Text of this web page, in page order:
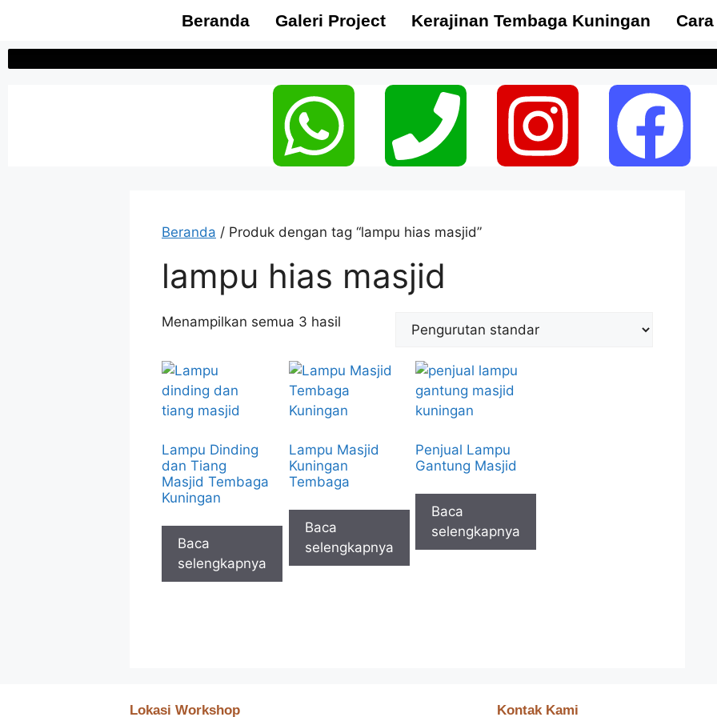
Beranda Galeri Project Kerajinan Tembaga Kuningan
Beranda / Produk dengan tag “lampu hias masjid”
lampu hias masjid
Menampilkan semua 3 hasil
Lampu Dinding
dan Tiang
Masjid Tembaga
Kuningan
Baca
selengkapnya
Lampu Masjid
Kuningan
Tembaga
Baca
selengkapnya
Penjual Lampu
Gantung Masjid
Baca
selengkapnya
Lokasi Workshop Kontak Kami